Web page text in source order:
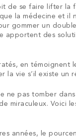
de se faire lifter la
la médecine et il
gommer un
apportent des
en témoignent
la vie s’il existe un
ne pas tomber dans
miraculeux. Voici
années, le